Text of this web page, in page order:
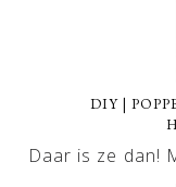
DIY |
Daar is ze dan!